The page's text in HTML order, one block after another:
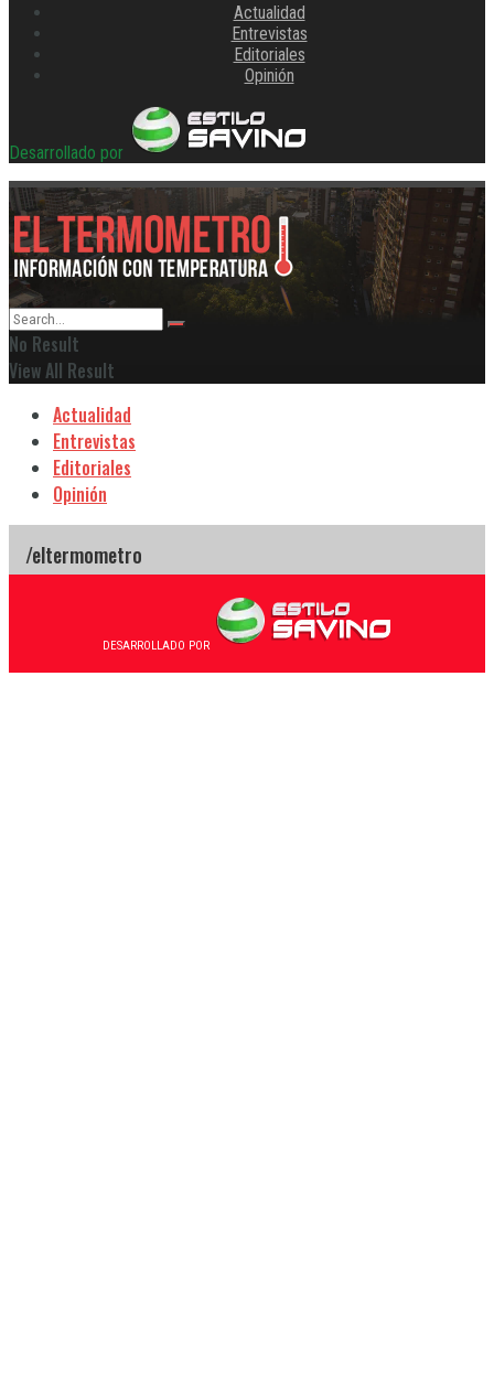
Actualidad
Entrevistas
Editoriales
Opinión
Desarrollado por
No Result
View All Result
Actualidad
Entrevistas
Editoriales
Opinión
DESARROLLADO POR